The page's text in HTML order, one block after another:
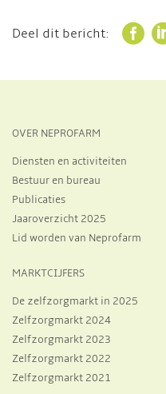
Deel dit bericht: 
OVER NEPROFARM
Diensten en activiteiten
Bestuur en bureau
Publicaties
Jaaroverzicht 2025
Lid worden van Neprofarm
MARKTCIJFERS
De zelfzorgmarkt in 2025
Zelfzorgmarkt 2024
Zelfzorgmarkt 2023
Zelfzorgmarkt 2022
Zelfzorgmarkt 2021